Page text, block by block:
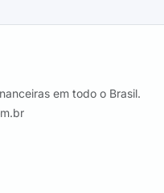
em todo o Brasil.